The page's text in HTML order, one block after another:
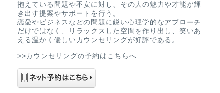
抱えている問題や不安に対し、その人の魅力や才能が輝
き出す提案やサポートを行う。
恋愛やビジネスなどの問題に鋭い心理学的なアプローチ
だけではなく、リラックスした空間を作り出し、笑いあ
える温かく優しいカウンセリングが好評である。
>>カウンセリングの予約はこちらへ